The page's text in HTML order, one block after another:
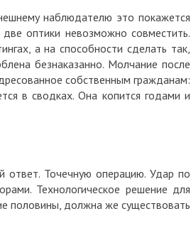
наблюдателю это покажется
оптики невозможно совместить.
а на способности сделать так,
безнаказанно. Молчание после
собственным гражданам:
в сводках. Она копится годами и
ответ. Точечную операцию. Удар по
Технологическое решение для
половины, должна же существовать